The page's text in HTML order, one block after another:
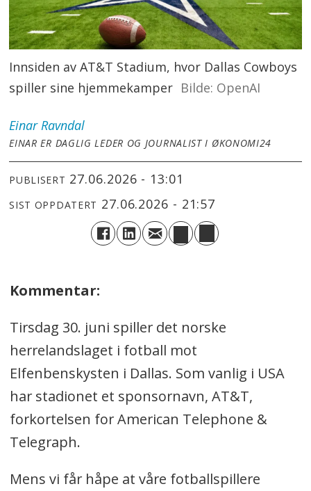
Innsiden av AT&T Stadium, hvor Dallas Cowboys
spiller sine hjemmekamper
OpenAI
Einar Ravndal
EINAR ER DAGLIG LEDER OG JOURNALIST I ØKONOMI24
PUBLISERT 27.06.2026 - 13:01
SIST OPPDATERT 27.06.2026 - 21:57
Kommentar:
Tirsdag 30. juni spiller det norske
herrelandslaget i fotball mot
Elfenbenskysten i Dallas. Som vanlig i USA
har stadionet et sponsornavn, AT&T,
forkortelsen for American Telephone &
Telegraph.
Mens vi får håpe at våre fotballspillere